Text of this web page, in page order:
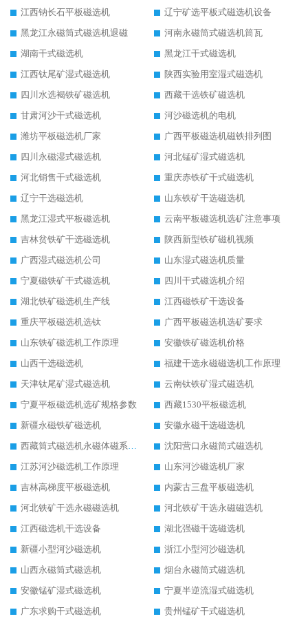
江西钠长石平板磁选机
辽宁矿选平板式磁选机设备
黑龙江永磁筒式磁选机退磁
河南永磁筒式磁选机筒瓦
湖南干式磁选机
黑龙江干式磁选机
江西钛尾矿湿式磁选机
陕西实验用室湿式磁选机
四川水选褐铁矿磁选机
西藏干选铁矿磁选机
甘肃河沙干式磁选机
河沙磁选机的电机
潍坊平板磁选机厂家
广西平板磁选机磁铁排列图
四川永磁湿式磁选机
河北锰矿湿式磁选机
河北销售干式磁选机
重庆赤铁矿干式磁选机
辽宁干选磁选机
山东铁矿干选磁选机
黑龙江湿式平板磁选机
云南平板磁选机选矿注意事项
吉林贫铁矿干选磁选机
陕西新型铁矿磁机视频
广西湿式磁选机公司
山东湿式磁选机质量
宁夏磁铁矿干式磁选机
四川干式磁选机介绍
湖北铁矿磁选机生产线
江西磁铁矿干选设备
重庆平板磁选机选钛
广西平板磁选机选矿要求
山东铁矿磁选机工作原理
安徽铁矿磁选机价格
山西干选磁选机
福建干选永磁磁选机工作原理
天津钛尾矿湿式磁选机
云南钛铁矿湿式磁选机
宁夏平板磁选机选矿规格参数
西藏1530平板磁选机
新疆永磁铁矿磁选机
安徽永磁干选磁选机
西藏筒式磁选机永磁体磁系设计
沈阳营口永磁筒式磁选机
江苏河沙磁选机工作原理
山东河沙磁选机厂家
吉林高梯度平板磁选机
内蒙古三盘平板磁选机
河北铁矿干选永磁磁选机
河北铁矿干选永磁磁选机
江西磁选机干选设备
湖北强磁干选磁选机
新疆小型河沙磁选机
浙江小型河沙磁选机
山西永磁筒式磁选机
烟台永磁筒式磁选机
安徽锰矿湿式磁选机
宁夏半逆流湿式磁选机
广东求购干式磁选机
贵州锰矿干式磁选机